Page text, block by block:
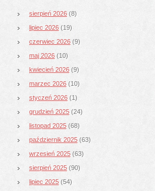
sierpień 2026 (8)
lipiec 2026 (19)
czerwiec 2026 (9)
maj 2026 (10)
kwiecień 2026 (9)
marzec 2026 (10)
styczeń 2026 (1)
grudzień 2025 (24)
listopad 2025 (68)
październik 2025 (63)
wrzesień 2025 (63)
sierpień 2025 (90)
lipiec 2025 (54)